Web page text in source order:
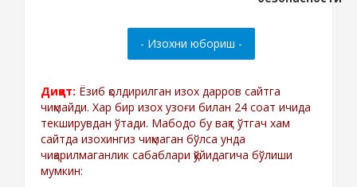
Диққат: Ёзиб қолдирилган изох дарров сайтга
чиқмайди. Хар бир изох узоғи билан 24 соат ичида
текширувдан ўтади. Мабодо бу вақт ўтгач хам
сайтда изохингиз чиқмаган бўлса унда
чиқарилмаганлик сабаблари қўйидагича бўлиши
мумкин: